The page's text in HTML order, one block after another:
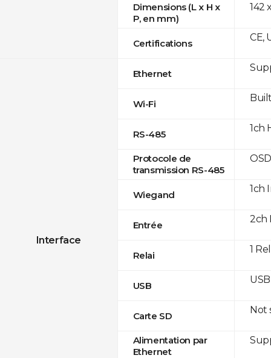
Dimensions (L x H x
P, en mm)
Certifications
Interface
Ethernet
Wi-Fi
RS-485
Protocole de
transmission RS-485
Wiegand
Entrée
Relai
USB
Carte SD
Alimentation par
Ethernet
142
CE,
1ch
1ch
2ch
1
Not